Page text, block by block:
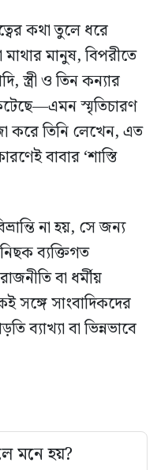
কথা তুলে ধরে
মাথার মানুষ, বিপরীতে
স্ত্রী ও তিন কন্যার
স্মৃতিচারণ
করে তিনি লেখেন, এত
বাবার ‘শাস্তি
না হয়, সে জন্য
ব্যক্তিগত
বা ধর্মীয়
সঙ্গে সাংবাদিকদের
ব্যাখ্যা বা ভিন্নভাবে
মনে হয়?